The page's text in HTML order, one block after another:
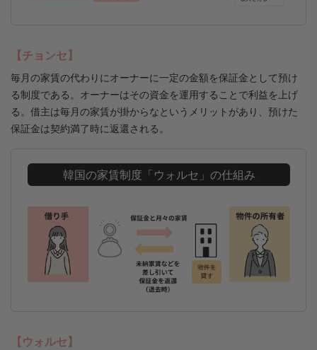
【チョンセ】
毎月の家賃の代わりにオーナーに一定の金額を保証金として預け
る制度である。オーナーはその資金を運用することで利益を上げ
る。借主は毎月の家賃が掛からなというメリットがあり、預けた
保証金は契約満了時に返還される。
韓国の家賃制度「ウォルセ」の仕組み
【ウォルセ】